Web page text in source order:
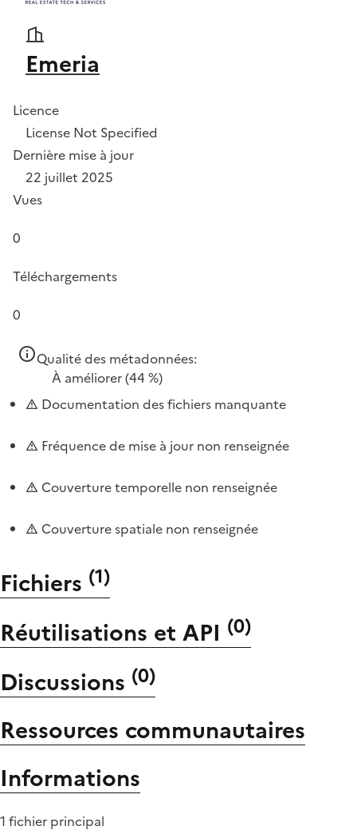
Emeria
Licence
License Not Specified
Dernière mise à jour
22 juillet 2025
Vues
0
Téléchargements
0
Qualité des métadonnées:
À améliorer(44 %)
Documentation des fichiers manquante
Fréquence de mise à jour non renseignée
Couverture temporelle non renseignée
Couverture spatiale non renseignée
Fichiers (1)
Réutilisations et API (0)
Discussions (0)
Ressources communautaires
Informations
1 fichier principal